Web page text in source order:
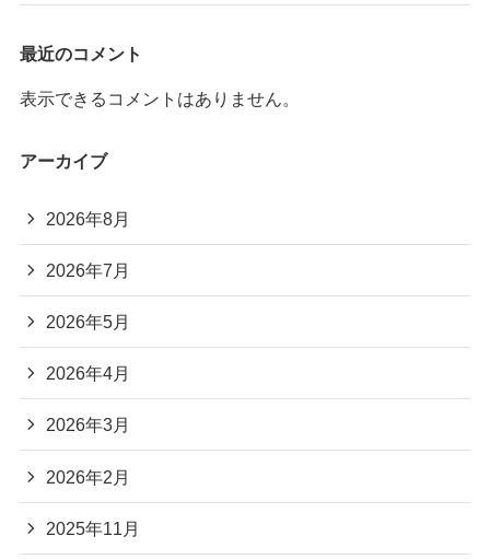
最近のコメント
表示できるコメントはありません。
アーカイブ
2026年8月
2026年7月
2026年5月
2026年4月
2026年3月
2026年2月
2025年11月